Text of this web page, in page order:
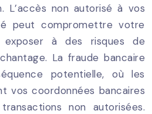
L’accès non autorisé à vos
peut compromettre votre
à des risques de
La fraude bancaire
potentielle, où les
vos coordonnées bancaires
non autorisées.